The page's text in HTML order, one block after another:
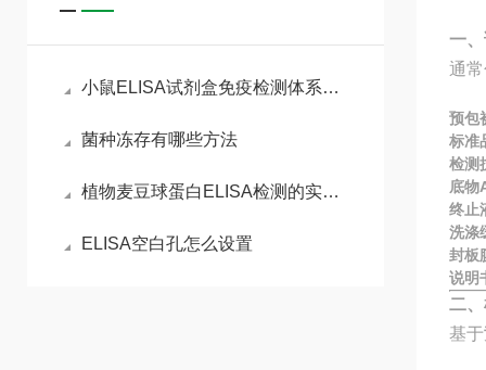
小鼠ELISA试剂盒免疫检测体系与动物模型实验实操指南
菌种冻存有哪些方法
植物麦豆球蛋白ELISA检测的实验流程
ELISA空白孔怎么设置
一
通
预包
标准
检测
底物
终止
洗涤
封板
说明
二
基于